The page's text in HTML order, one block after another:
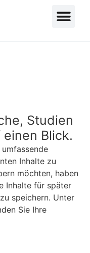
Studien
Blick.
Inhalte zu
möchten, haben
Inhalte für später
speichern. Unter
Sie Ihre